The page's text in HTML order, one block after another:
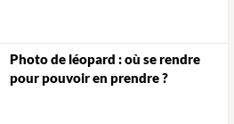
Photo de léopard : où se rendre
pour pouvoir en prendre ?